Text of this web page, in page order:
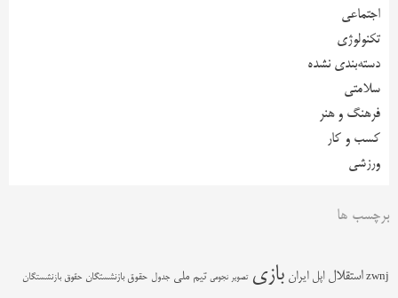
اجتماعی
تکنولوژی
دسته‌بندی نشده
سلامتی
فرهنگ و هنر
کسب و کار
ورزشی
برچسب ها
zwnj استقلال اپل ایران بازی تصویر نجومی تیم ملی جدول حقوق بازنشستگان حقوق بازنشستگان